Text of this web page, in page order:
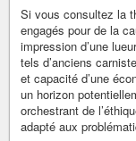
Si vous consultez la
engagés pour de la
impression d’une
tels d’anciens
et capacité d’une
un horizon
orchestrant de
adapté aux